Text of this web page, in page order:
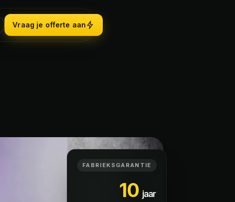
Vraag je offerte aan
FABRIEKSGARANTIE
10 jaar